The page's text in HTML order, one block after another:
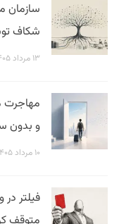
سازمان
شکاف
۱۳ مرداد ۱۴۰۵
مهاجرت
و
۱۰ مرداد ۱۴۰۵